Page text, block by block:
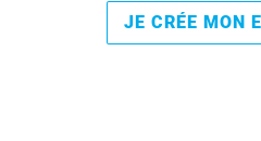
JE CRÉE MON